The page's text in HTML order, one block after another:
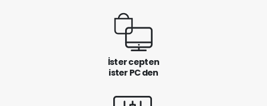
İster cepten
ister PC den